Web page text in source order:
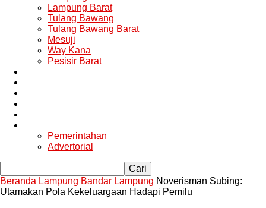
Lampung Barat
Tulang Bawang
Tulang Bawang Barat
Mesuji
Way Kana
Pesisir Barat
Pemerintahan
Advertorial
Beranda Lampung Bandar Lampung Noverisman Subing:
Utamakan Pola Kekeluargaan Hadapi Pemilu